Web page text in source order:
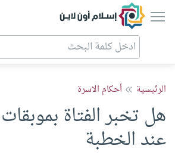
إسلام أون لاين
الرئيسية أحكام الاسرة
هل تخبر الفتاة
عند الخطبة